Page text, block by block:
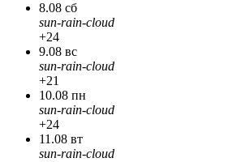
8.08 сб
sun-rain-cloud
+24
9.08 вс
sun-rain-cloud
+21
10.08 пн
sun-rain-cloud
+24
11.08 вт
sun-rain-cloud